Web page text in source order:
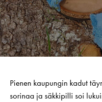
Pienen kaupungin kadut
sorinaa ja säkkipilli soi